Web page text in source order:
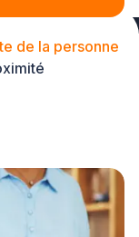
de la personne